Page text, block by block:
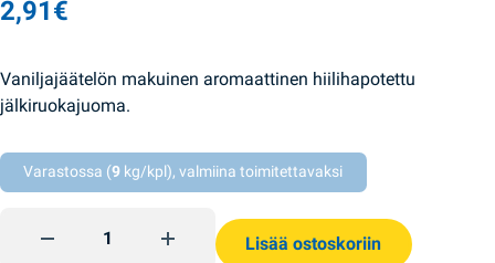
2,91€
Vaniljajäätelön makuinen aromaattinen hiilihapotettu
jälkiruokajuoma.
Varastossa (9 kg/kpl), valmiina toimitettavaksi
Kream-Soda virvoitusjuoma 1l Bon Boisson quantity
Lisää ostoskoriin